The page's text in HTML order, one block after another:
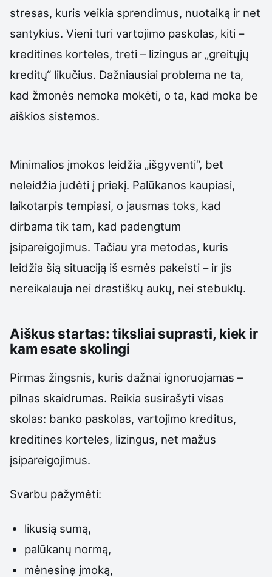
stresas, kuris veikia sprendimus, nuotaiką ir net
santykius. Vieni turi vartojimo paskolas, kiti –
kreditines korteles, treti – lizingus ar „greitųjų
kreditų“ likučius. Dažniausiai problema ne ta,
kad žmonės nemoka mokėti, o ta, kad moka be
aiškios sistemos.
Minimalios įmokos leidžia „išgyventi“, bet
neleidžia judėti į priekį. Palūkanos kaupiasi,
laikotarpis tempiasi, o jausmas toks, kad
dirbama tik tam, kad padengtum
įsipareigojimus. Tačiau yra metodas, kuris
leidžia šią situaciją iš esmės pakeisti – ir jis
nereikalauja nei drastiškų aukų, nei stebuklų.
Aiškus startas: tiksliai suprasti, kiek ir
kam esate skolingi
Pirmas žingsnis, kuris dažnai ignoruojamas –
pilnas skaidrumas. Reikia susirašyti visas
skolas: banko paskolas, vartojimo kreditus,
kreditines korteles, lizingus, net mažus
įsipareigojimus.
Svarbu pažymėti:
likusią sumą,
palūkanų normą,
mėnesinę įmoką,